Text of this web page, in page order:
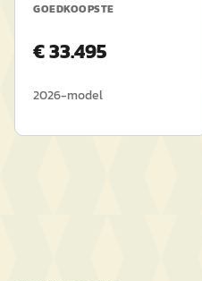
GOEDKOOPSTE
€33.495
2026-model